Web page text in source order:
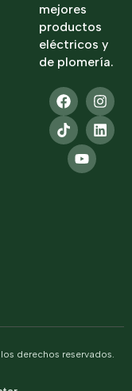
mejores
productos
eléctricos y
de plomería.
derechos reservados.